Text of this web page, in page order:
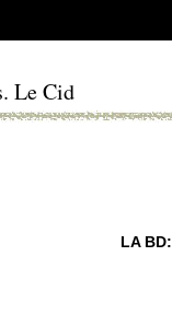
Le Cid
LA BD: